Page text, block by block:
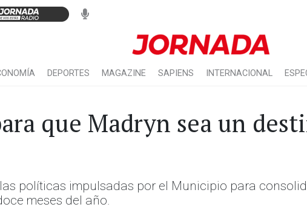
DEPORTES MAGAZINE SAPIENS INTERNACIONAL
que Madryn sea un
políticas impulsadas por el Municipio para
meses del año.